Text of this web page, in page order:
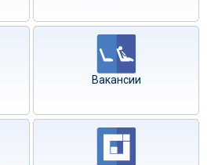
Вакансии